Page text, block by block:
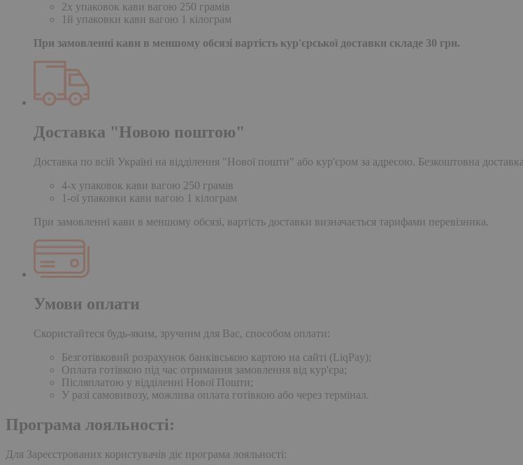
2х упаковок кави вагою 250 грамів
1й упаковки кави вагою 1 кілограм
При замовленні кави в меншому обсязі вартість кур'єрської доставки складе 30 грн.
Доставка "Новою поштою"
Доставка по всій Україні на відділення "Нової пошти" або кур'єром за адресою. Безкоштовна
4-х упаковок кави вагою 250 грамів
1-ої упаковки кави вагою 1 кілограм
При замовленні кави в меншому обсязі, вартість доставки визначається тарифами перевізника.
Умови оплати
Скористайтеся будь-яким, зручним для Вас, способом оплати:
Безготівковий розрахунок банківською картою на сайті (LiqPay);
Оплата готівкою під час отримання замовлення від кур'єра;
Післяплатою у відділенні Нової Пошти;
У разі самовивозу, можлива оплата готівкою або через термінал.
Програма лояльності:
Для Зареєстрованих користувачів діє програма лояльності: